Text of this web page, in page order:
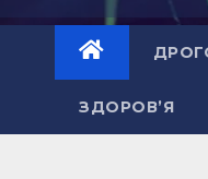
ЗДОРОВ’Я